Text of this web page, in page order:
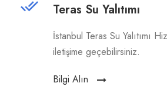
Teras Su Yalıtımı
İstanbul Teras Su Yalıtımı
iletişime geçebilirsiniz.
Bilgi Alın